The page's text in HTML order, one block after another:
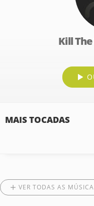
Kill
MAIS TOCADAS
VER TODAS AS